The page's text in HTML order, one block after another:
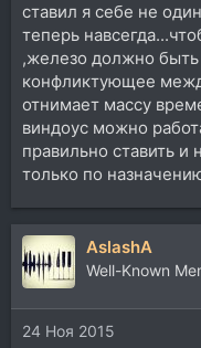
ставил я себе не
теперь
,железо должно
конфликтующее
отнимает массу
виндоус можно
правильно ставить и
только по
AslashA
Well-Known
24 Ноя 2015